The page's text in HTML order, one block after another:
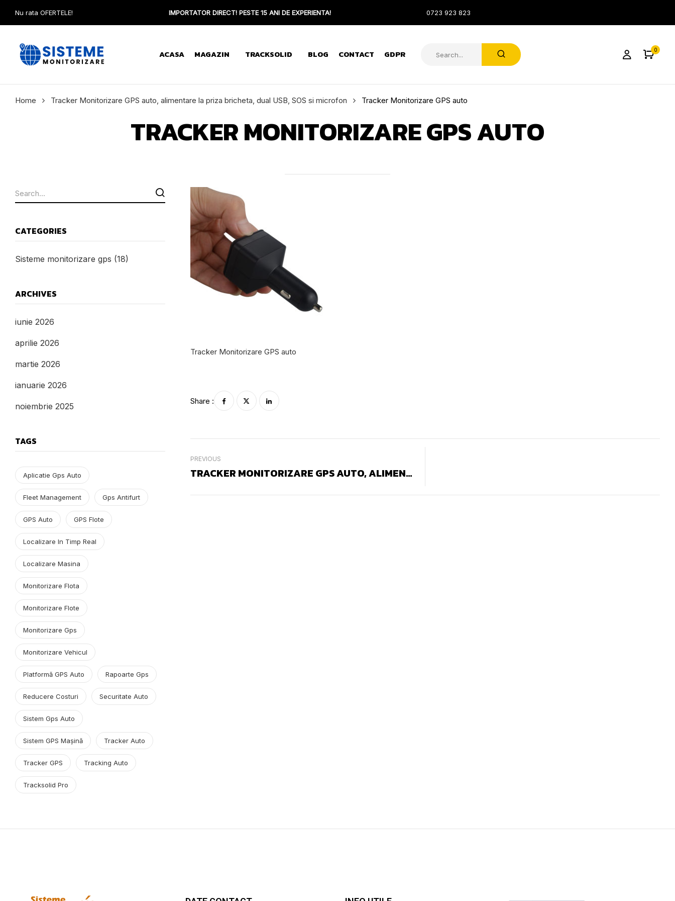
Nu rata OFERTELE! IMPORTATOR DIRECT! PESTE 15 ANI DE EXPERIENTA! 0723 923 823
ACASA MAGAZIN TRACKSOLID BLOG CONTACT GDPR 0
Home Tracker Monitorizare GPS auto, alimentare la priza bricheta, dual USB, SOS si microfon Tracker Monitorizare GPS auto
TRACKER MONITORIZARE GPS AUTO
CATEGORIES
Sisteme monitorizare gps (18)
ARCHIVES
iunie 2026
aprilie 2026
martie 2026
ianuarie 2026
noiembrie 2025
TAGS
Aplicatie Gps Auto
Fleet Management Gps Antifurt
GPS Auto GPS Flote
Localizare In Timp Real
Localizare Masina
Monitorizare Flota
Monitorizare Flote
Monitorizare Gps
Monitorizare Vehicul
Platformă GPS Auto Rapoarte Gps
Reducere Costuri Securitate Auto
Sistem Gps Auto
Sistem GPS Mașină Tracker Auto
Tracker GPS Tracking Auto
Tracksolid Pro
Tracker Monitorizare GPS auto
Share :
PREVIOUS
TRACKER MONITORIZARE GPS AUTO, ALIMENTARE LA PRIZA BRICHETA, DUAL USB, SOS SI MICROFON